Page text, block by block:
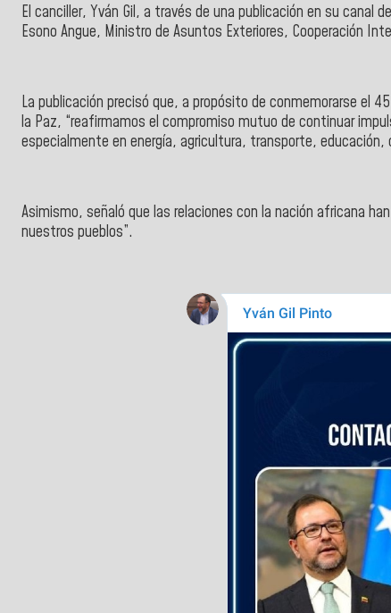
El canciller, Yván Gil, a través de una publicación en su canal de
Esono Angue, Ministro de Asuntos Exteriores, Cooperación
La publicación precisó que, a propósito de conmemorarse el
la Paz, “reafirmamos el compromiso mutuo de continuar
especialmente en energía, agricultura, transporte, educación,
Asimismo, señaló que las relaciones con la nación africana
nuestros pueblos”.